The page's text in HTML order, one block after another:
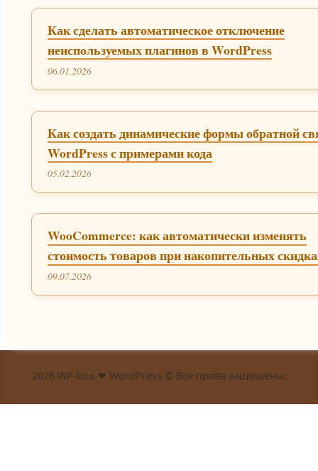
Как сделать автоматическое отключение
неиспользуемых плагинов в WordPress
06.01.2026
Как создать динамические формы обратной
WordPress с примерами кода
05.02.2026
WooCommerce: как автоматически изменять
стоимость товаров при накопительных
09.07.2026
2026 WP-box ❤ WordPress © Все права защищены.